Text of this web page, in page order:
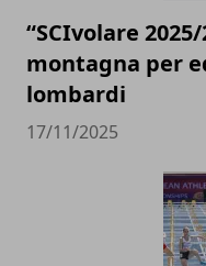
“SCIvolare
montagna per
lombardi
17/11/2025